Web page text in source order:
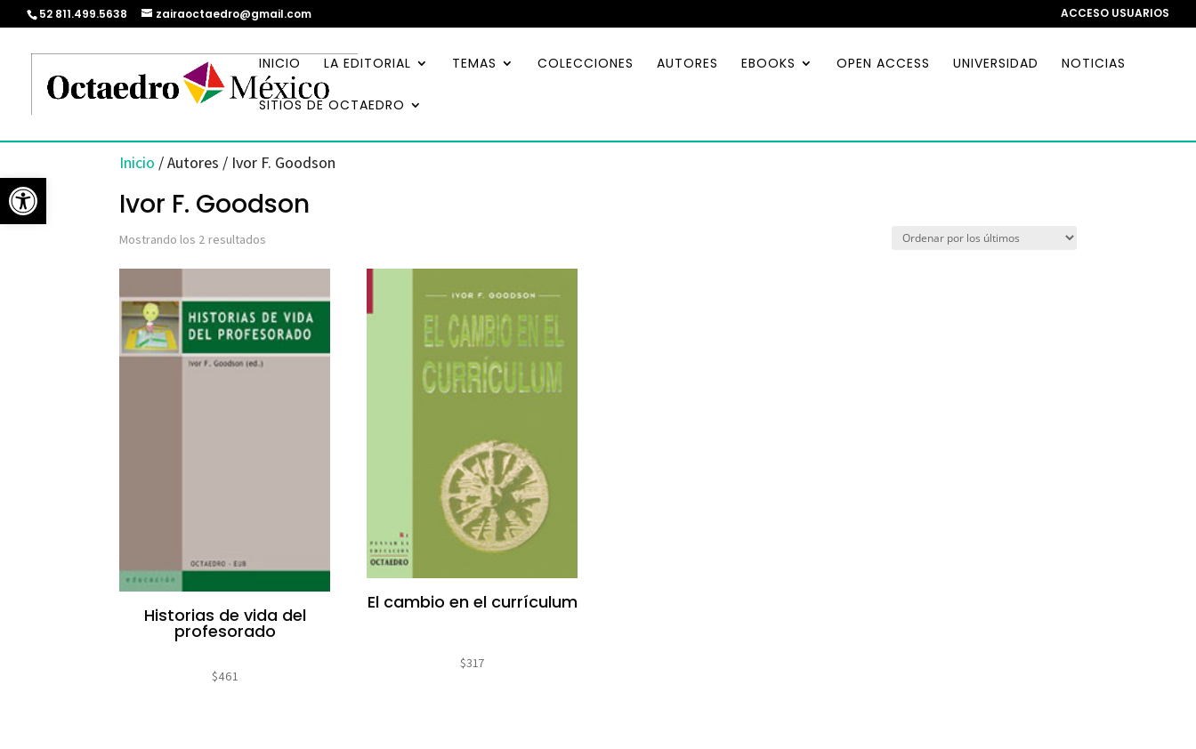
Abrir barra de herramientas
52 811.499.5638 zairaoctaedro@gmail.com ACCESO USUARIOS
INICIO LA EDITORIAL TEMAS COLECCIONES AUTORES EBOOKS OPEN ACCESS UNIVERSIDAD NOTICIAS
SITIOS DE OCTAEDRO
Inicio / Autores / Ivor F. Goodson
Ivor F. Goodson
Mostrando los 2 resultados
por
últimos
Historias de vida del
profesorado
$461
El cambio en el currículum
$317